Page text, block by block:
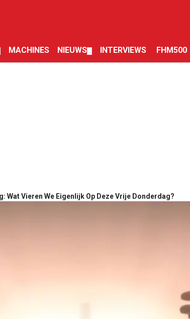
MACHINES NIEUWS INTERVIEWS FHM500
Wat Vieren We Eigenlijk Op Deze Vrije Donderdag?